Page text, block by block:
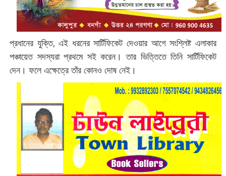
প্রধানের যুক্তি, এই ধরনের সার্টিফিকেট দেওয়ার আগে সংশ্লিষ্ট এলাকার
পঞ্চায়েত সদস্যরা প্রথমে সই করেন। তার ভিত্তিতে তিনি সার্টিফিকেট
দেন। ফলে এক্ষেত্রে তাঁর কোনও দোষ নেই।